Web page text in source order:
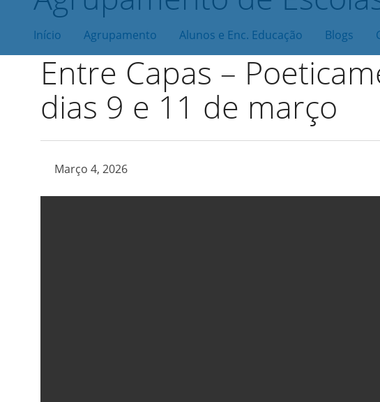
Início Agrupamento Alunos e Enc. Educação Blogs
Entre Capas –
dias 9 e 11 de março
Março 4, 2026